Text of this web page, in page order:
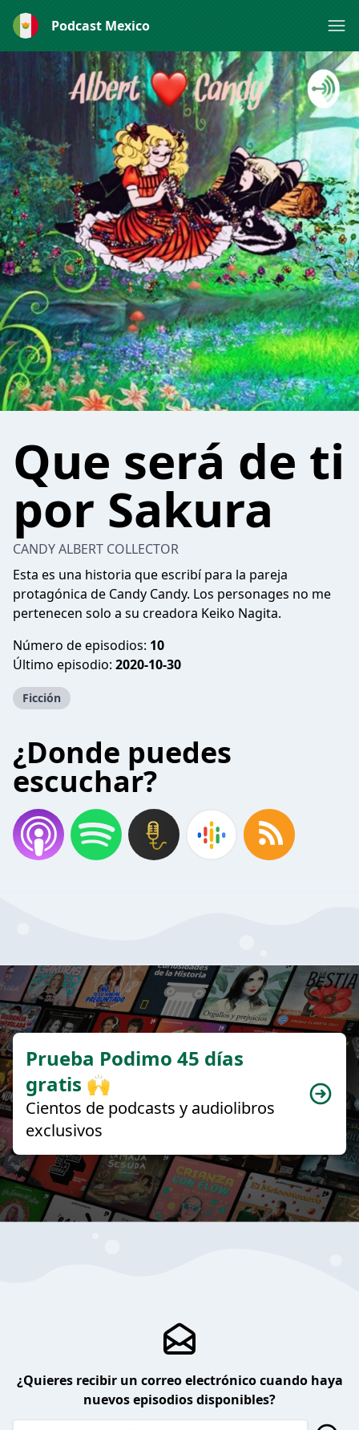
Podcast Mexico
Que será de ti
por Sakura
CANDY ALBERT COLLECTOR
Esta es una historia que escribí para la pareja
protagónica de Candy Candy. Los personages no me
pertenecen solo a su creadora Keiko Nagita.
Número de episodios: 10
Último episodio: 2020-10-30
Ficción
¿Donde puedes
escuchar?
Prueba Podimo 45 días
gratis 🙌
Cientos de podcasts y audiolibros
exclusivos
¿Quieres recibir un correo electrónico cuando haya
nuevos episodios disponibles?